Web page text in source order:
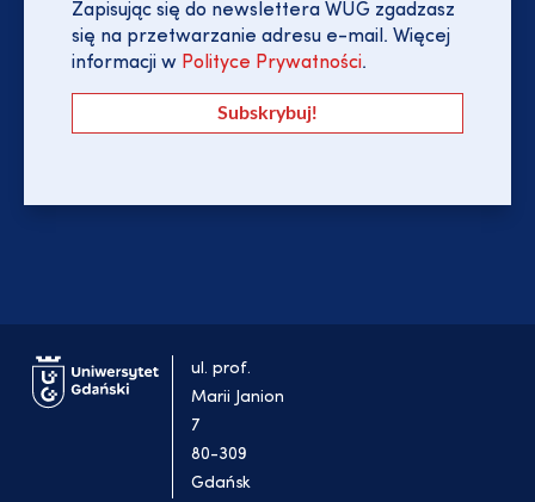
Zapisując się do newslettera WUG zgadzasz
się na przetwarzanie adresu e-mail. Więcej
informacji w Polityce Prywatności.
ul. prof.
Marii Janion
7
80-309
Gdańsk